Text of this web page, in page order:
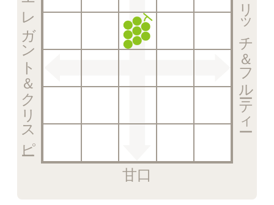
リッチ＆フルーティー
甘口
エレガント＆クリスピー